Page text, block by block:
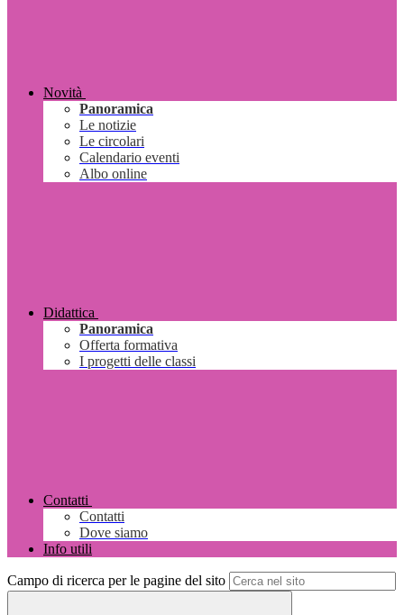
Novità
Panoramica
Le notizie
Le circolari
Calendario eventi
Albo online
Didattica
Panoramica
Offerta formativa
I progetti delle classi
Contatti
Contatti
Dove siamo
Info utili
Campo di ricerca per le pagine del sito